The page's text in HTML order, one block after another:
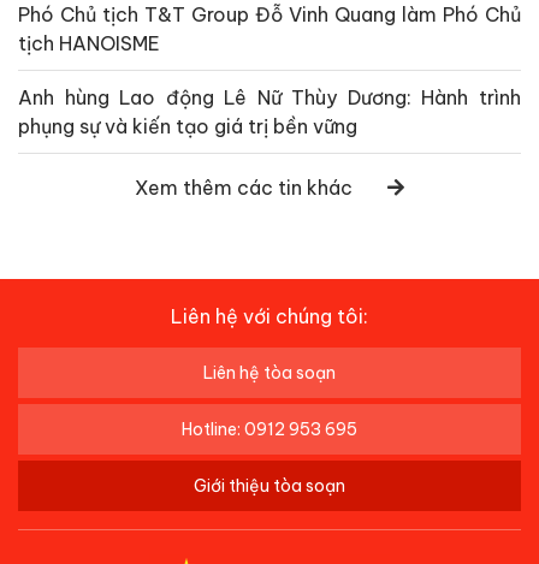
Phó Chủ tịch T&T Group Đỗ Vinh Quang làm Phó Chủ
tịch HANOISME
Anh hùng Lao động Lê Nữ Thùy Dương: Hành trình
phụng sự và kiến tạo giá trị bền vững
Xem thêm các tin khác
Liên hệ với chúng tôi:
Liên hệ tòa soạn
Hotline: 0912 953 695
Giới thiệu tòa soạn